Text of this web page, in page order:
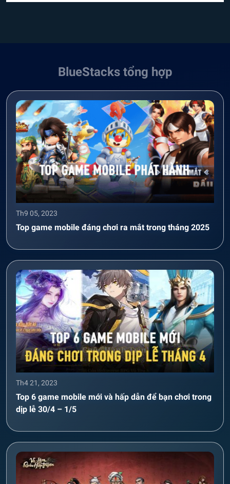
BlueStacks tổng hợp
Th9 05, 2023
Top game mobile đáng chơi ra mắt trong tháng 2025
Th4 21, 2023
Top 6 game mobile mới và hấp dẫn để bạn chơi trong
dịp lễ 30/4 – 1/5